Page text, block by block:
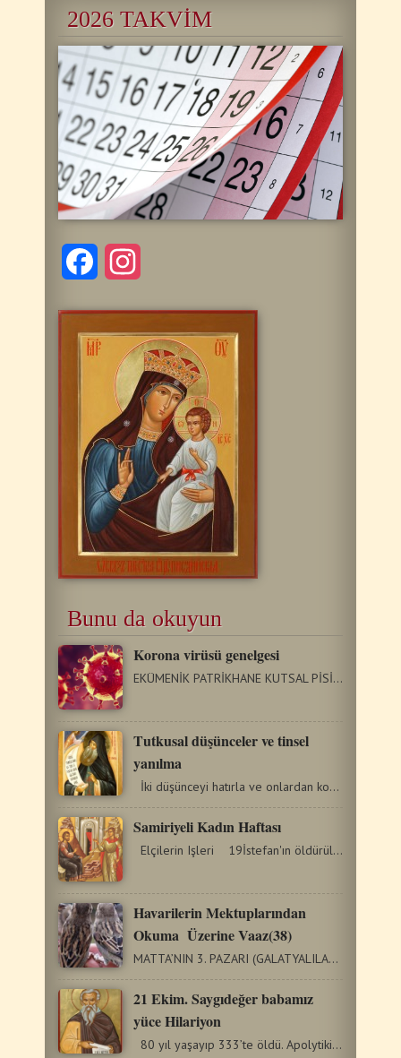
2026 TAKVİM
Facebook
Bunu da okuyun
Korona virüsü genelgesi
EKÜMENİK PATRİKHANE KUTSAL PİSİDİA, SİDE VE ANTALYA METROPOLİTLİKLİĞ…
Τutkusal düşünceler ve tinsel
yanılma
İki düşünceyi hatırla ve onlardan kork. Biri sana…
Samiriyeli Kadın Haftası
Elçilerin Işleri 19İstefan'ın öldürülmesiyle…
Havarilerin Mektuplarından
Okuma Üzerine Vaaz(38)
MATTA’NIN 3. PAZARI (GALATYALILAR 3:23-29;-4:1-5) Bugünün…
21 Ekim. Saygıdeğer babamız
yüce Hilariyon
80 yıl yaşayıp 333’te öldü. Apolytikion. Ton 8.…